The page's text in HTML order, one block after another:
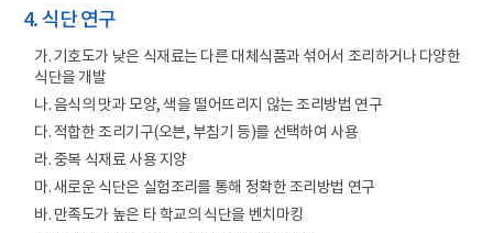
4. 식단 연구
가. 기호도가 낮은 식재료는 다른 대체식품과 섞어서 조리하거나 다양한
식단을 개발
나. 음식의 맛과 모양, 색을 떨어뜨리지 않는 조리방법 연구
다. 적합한 조리기구(오븐, 부침기 등)를 선택하여 사용
라. 중복 식재료 사용 지양
마. 새로운 식단은 실험조리를 통해 정확한 조리방법 연구
바. 만족도가 높은 타 학교의 식단을 벤치마킹